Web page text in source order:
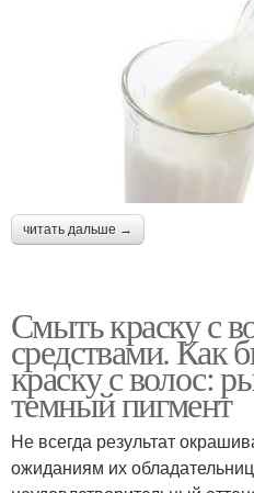
читать дальше →
Смыть краску с
средствами. Как
краску с волос:
темный пигмент
Не всегда результат
ожиданиям их